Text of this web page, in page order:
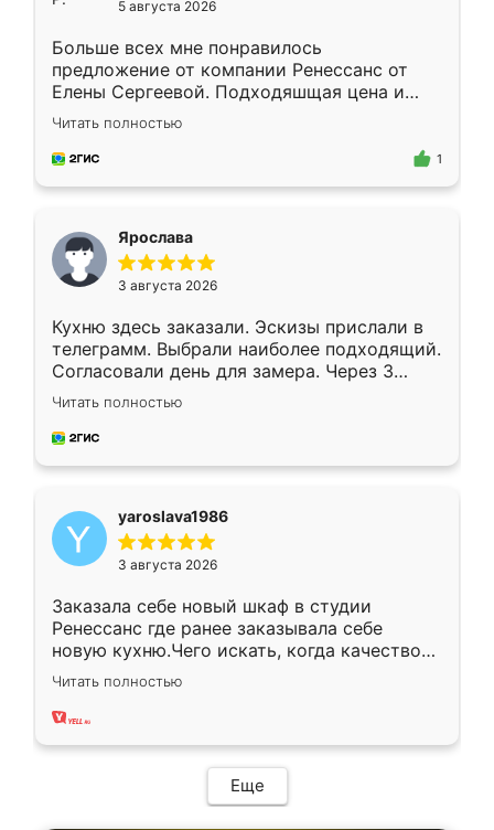
5 августа 2026
Больше всех мне понравилось
предложение от компании Ренессанс от
Елены Сергеевой. Подходяшщая цена и
короткие сроки изготовления. Приехавший
для замера сотрудник Владислав
предложил по моему эскизу самый
Читать полностью
1
Ярослава
3 августа 2026
Кухню здесь заказали. Эскизы прислали в
телеграмм. Выбрали наиболее подходящий.
Согласовали день для замера. Через 3
недели кухня была уже готова. Остались
довольны работой. Спасибо Ренессанс
мебель за качественную работу!
Читать полностью
yaroslava1986
3 августа 2026
Заказала себе новый шкаф в студии
Ренессанс где ранее заказывала себе
новую кухню.Чего искать, когда качеством
вполне довольна. Служит кухня уже почти
два года, нареканий нет.
Читать полностью
Еще